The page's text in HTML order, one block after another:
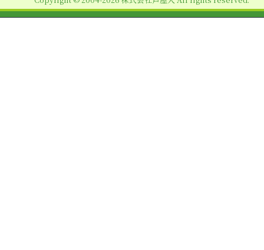
ン